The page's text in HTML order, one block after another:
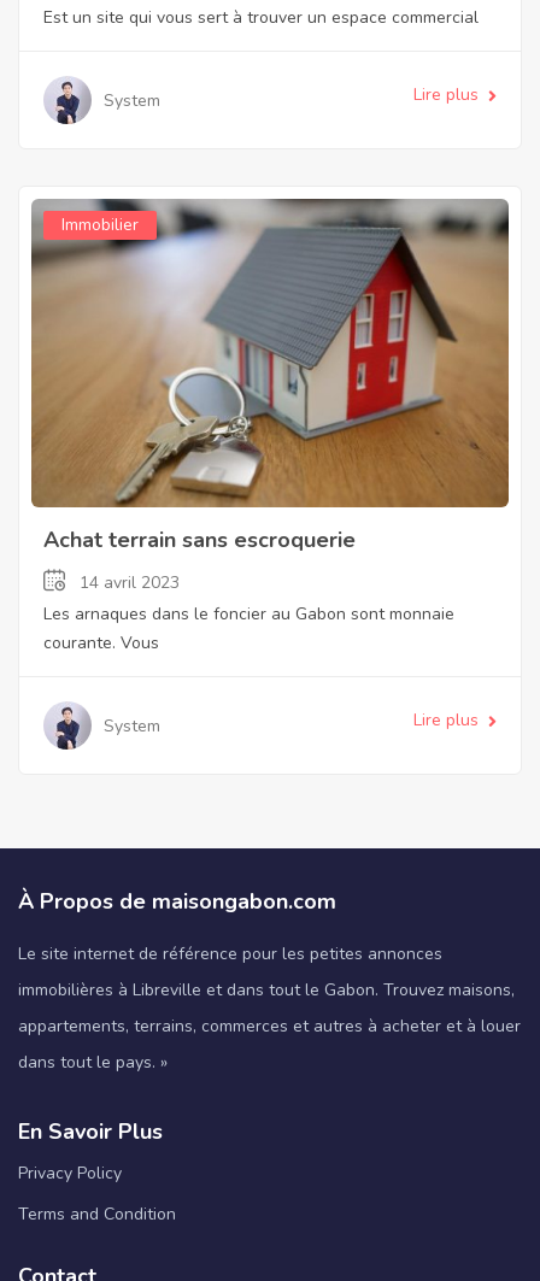
Est un site qui vous sert à trouver un espace commercial
System Lire plus
Immobilier
Achat terrain sans escroquerie
14 avril 2023
Les arnaques dans le foncier au Gabon sont monnaie
courante. Vous
System Lire plus
À Propos de maisongabon.com
Le site internet de référence pour les petites annonces
immobilières à Libreville et dans tout le Gabon. Trouvez maisons,
appartements, terrains, commerces et autres à acheter et à louer
dans tout le pays. »
En Savoir Plus
Privacy Policy
Terms and Condition